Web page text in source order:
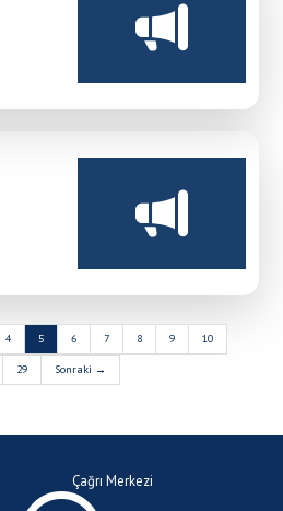
4 5 6 7 8 9 10
29 Sonraki →
Çağrı Merkezi